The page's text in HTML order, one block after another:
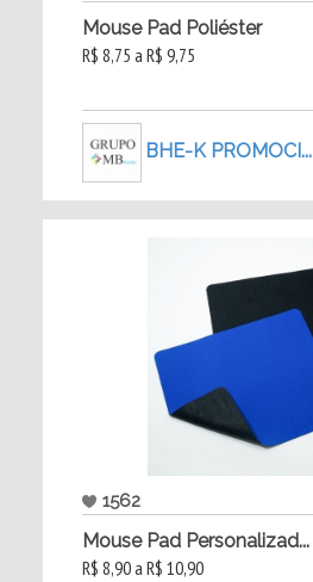
Mouse Pad Poliéster
R$ 8,75 a R$ 9,75
BHE-K PROMOCI...
1562
Mouse Pad Personalizad...
R$ 8,90 a R$ 10,90